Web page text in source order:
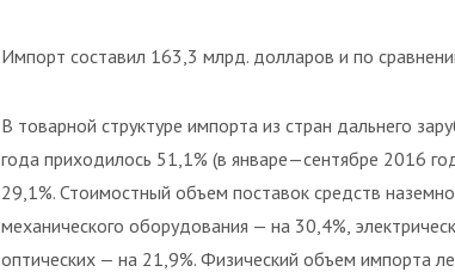
Импорт составил 163,3 млрд. долларов и по
В товарной структуре импорта из стран дальнего
года приходилось 51,1% (в январе—сентябре 2016
29,1%. Стоимостный объем поставок средств
механического оборудования — на 30,4%,
оптических — на 21,9%. Физический объем импорта